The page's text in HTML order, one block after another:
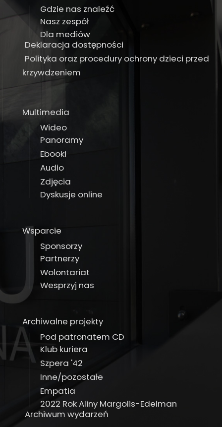
Gdzie nas znaleźć
Nasz zespół
Dla mediów
Deklaracja dostępności
Polityka oraz procedury ochrony dzieci przed
krzywdzeniem
Multimedia
Wideo
Panoramy
Ebooki
Audio
Zdjęcia
Dyskusje online
Wsparcie
Sponsorzy
Partnerzy
Wolontariat
Wesprzyj nas
Archiwalne projekty
Pod patronatem CD
Klub kuriera
Szpera '42
Inne/pozostałe
Empatia
2022 Rok Aliny Margolis-Edelman
Archiwum wydarzeń